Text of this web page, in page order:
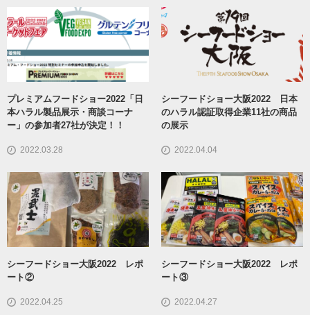
プレミアムフードショー2022「日
本ハラル製品展示・商談コーナ
ー」の参加者27社が決定！！
2022.03.28
シーフードショー大阪2022 日本
のハラル認証取得企業11社の商品
の展示
2022.04.04
シーフードショー大阪2022 レポ
ート②
2022.04.25
シーフードショー大阪2022 レポ
ート③
2022.04.27